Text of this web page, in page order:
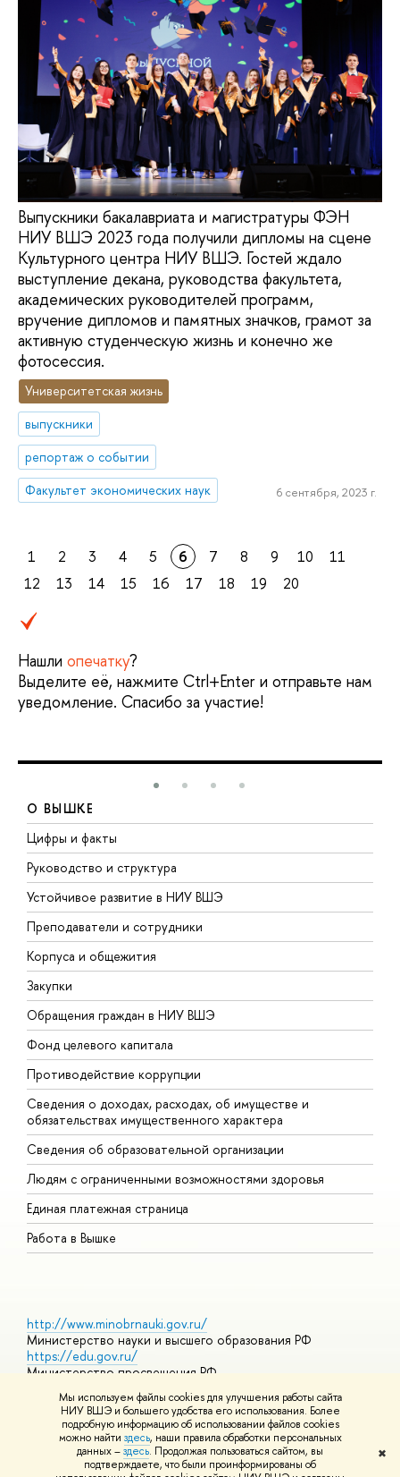
Мы используем файлы cookies для улучшения работы сайта
НИУ ВШЭ и большего удобства его использования. Более
подробную информацию об использовании файлов cookies
можно найти здесь, наши правила обработки персональных
данных –здесь. Продолжая пользоваться сайтом, вы
подтверждаете, что были проинформированы об
✖
Выпускники бакалавриата и магистратуры ФЭН
НИУ ВШЭ 2023 года получили дипломы на сцене
Культурного центра НИУ ВШЭ. Гостей ждало
выступление декана, руководства факультета,
академических руководителей программ,
вручение дипломов и памятных значков, грамот за
активную студенческую жизнь и конечно же
фотосессия.
Университетская жизнь
выпускники
репортаж о событии
Факультет экономических наук
6 сентября, 2023 г.
1 2 3 4 5 6 7 8 9 10
11
12
13 14 15 16 17 18 19 20
Нашли опечатку?
Выделите её, нажмите Ctrl+Enter и отправьте нам
уведомление. Спасибо за участие!
О ВЫШКЕ
Цифры и факты
Руководство и структура
Устойчивое развитие в НИУ ВШЭ
Преподаватели и сотрудники
Корпуса и общежития
Закупки
Обращения граждан в НИУ ВШЭ
Фонд целевого капитала
Противодействие коррупции
Сведения о доходах, расходах, об имуществе и
обязательствах имущественного характера
Сведения об образовательной организации
Людям с ограниченными возможностями здоровья
Единая платежная страница
Работа в Вышке
http://www.minobrnauki.gov.ru/
Министерство науки и высшего образования РФ
https://edu.gov.ru/
Министерство просвещения РФ
https://elearning.hse.ru/mooc
Массовые открытые онлайн-курсы
© НИУ ВШЭ 1993–2026 Адреса и контактыУсловия
использования материалов Политика конфиденциальности